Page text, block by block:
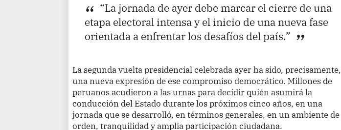
“La jornada de ayer debe marcar el cierre de una
etapa electoral intensa y el inicio de una nueva fase
orientada a enfrentar los desafíos del país.”
La segunda vuelta presidencial celebrada ayer ha sido, precisamente,
una nueva expresión de ese compromiso democrático. Millones de
peruanos acudieron a las urnas para decidir quién asumirá la
conducción del Estado durante los próximos cinco años, en una
jornada que se desarrolló, en términos generales, en un ambiente de
orden, tranquilidad y amplia participación ciudadana.